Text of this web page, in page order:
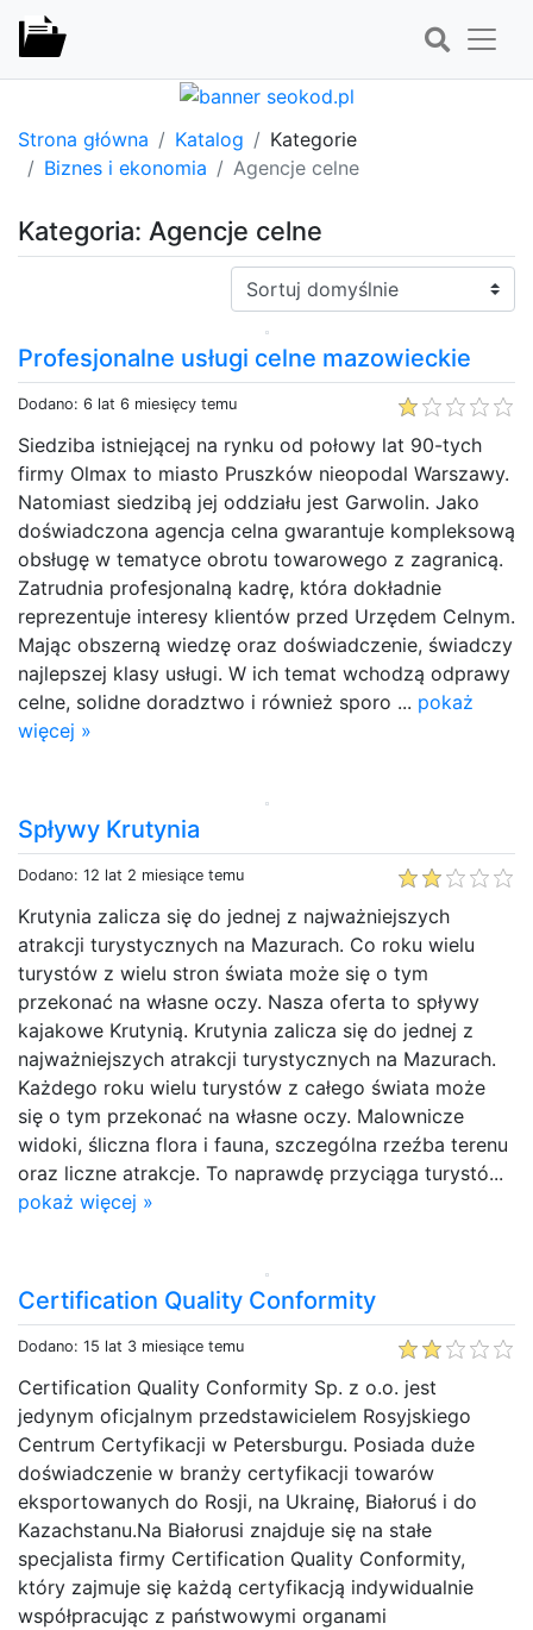
Strona główna Katalog
Kategorie
Biznes i ekonomia
Agencje celne
Kategoria: Agencje celne
Sortuj:
Profesjonalne usługi celne mazowieckie
Dodano: 6 lat 6 miesięcy temu
Siedziba istniejącej na rynku od połowy lat 90-tych
firmy Olmax to miasto Pruszków nieopodal Warszawy.
Natomiast siedzibą jej oddziału jest Garwolin. Jako
doświadczona agencja celna gwarantuje kompleksową
obsługę w tematyce obrotu towarowego z zagranicą.
Zatrudnia profesjonalną kadrę, która dokładnie
reprezentuje interesy klientów przed Urzędem Celnym.
Mając obszerną wiedzę oraz doświadczenie, świadczy
najlepszej klasy usługi. W ich temat wchodzą odprawy
celne, solidne doradztwo i również sporo ... pokaż
więcej »
Spływy Krutynia
Dodano: 12 lat 2 miesiące temu
Krutynia zalicza się do jednej z najważniejszych
atrakcji turystycznych na Mazurach. Co roku wielu
turystów z wielu stron świata może się o tym
przekonać na własne oczy. Nasza oferta to spływy
kajakowe Krutynią. Krutynia zalicza się do jednej z
najważniejszych atrakcji turystycznych na Mazurach.
Każdego roku wielu turystów z całego świata może
się o tym przekonać na własne oczy. Malownicze
widoki, śliczna flora i fauna, szczególna rzeźba terenu
oraz liczne atrakcje. To naprawdę przyciąga turystó...
pokaż więcej »
Certification Quality Conformity
Dodano: 15 lat 3 miesiące temu
Certification Quality Conformity Sp. z o.o. jest
jedynym oficjalnym przedstawicielem Rosyjskiego
Centrum Certyfikacji w Petersburgu. Posiada duże
doświadczenie w branży certyfikacji towarów
eksportowanych do Rosji, na Ukrainę, Białoruś i do
Kazachstanu.Na Białorusi znajduje się na stałe
specjalista firmy Certification Quality Conformity,
który zajmuje się każdą certyfikacją indywidualnie
współpracując z państwowymi organami